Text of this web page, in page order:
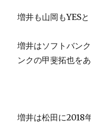
増井も山岡もYESと
増井はソフトバン
ンクの甲斐拓也を
増井は松田に2018